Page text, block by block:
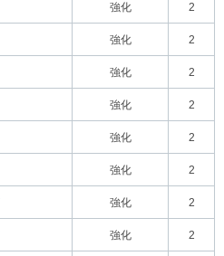
強化 2
強化 2
強化 2
強化 2
強化 2
強化 2
強化 2
強化 2